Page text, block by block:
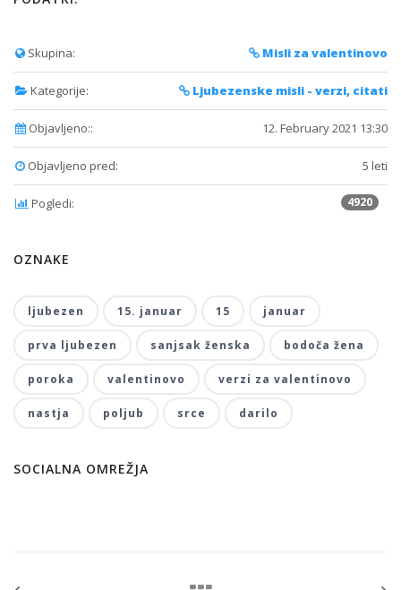
Skupina: Misli za valentinovo
Kategorije: Ljubezenske misli - verzi, citati
Objavljeno:: 12. February 2021 13:30
Objavljeno pred: 5 leti
Pogledi: 4920
OZNAKE
ljubezen 15. januar 15 januar
prva ljubezen sanjsak ženska bodoča žena
poroka valentinovo verzi za valentinovo
nastja poljub srce darilo
SOCIALNA OMREŽJA